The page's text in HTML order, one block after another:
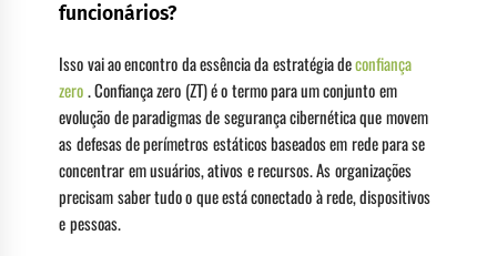
funcionários?
Isso vai ao encontro da essência da estratégia deconfiança
zero. Confiança zero (ZT) é o termo para um conjunto em
evolução de paradigmas de segurança cibernética que movem
as defesas de perímetros estáticos baseados em rede para se
concentrar em usuários, ativos e recursos. As organizações
precisam saber tudo o que está conectado à rede, dispositivos
e pessoas.